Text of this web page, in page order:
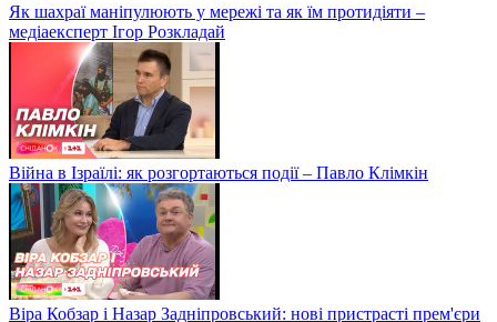
Як шахраї маніпулюють у мережі та як їм протидіяти –
медіаексперт Ігор Розкладай
Війна в Ізраїлі: як розгортаються події – Павло Клімкін
Віра Кобзар і Назар Задніпровський: нові пристрасті прем'єри